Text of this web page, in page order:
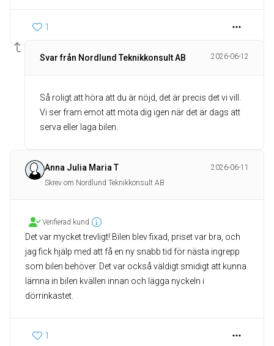
1
Svar från Nordlund Teknikkonsult AB 2026-06-12
Så roligt att höra att du är nöjd, det är precis det vi vill.
Vi ser fram emot att möta dig igen när det är dags att
serva eller laga bilen.
Anna Julia Maria T
2026-06-11
Skrev om Nordlund Teknikkonsult AB
Verifierad kund
Det var mycket trevligt! Bilen blev fixad, priset var bra, och
jag fick hjälp med att få en ny snabb tid för nästa ingrepp
som bilen behöver. Det var också väldigt smidigt att kunna
lämna in bilen kvällen innan och lägga nyckeln i
dörrinkastet.
1